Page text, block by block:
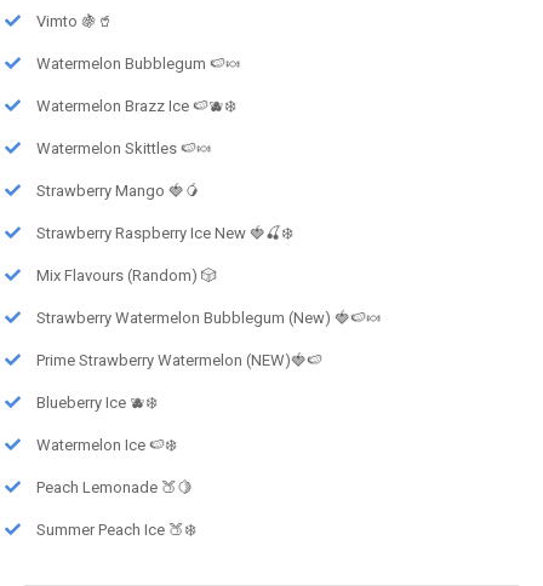
Vimto 🍇🥤
Watermelon Bubblegum 🍉🍬
Watermelon Brazz Ice 🍉🫐❄️
Watermelon Skittles 🍉🍬
Strawberry Mango 🍓🥭
Strawberry Raspberry Ice New 🍓🍒❄️
Mix Flavours (Random) 🎲
Strawberry Watermelon Bubblegum (New) 🍓🍉🍬
Prime Strawberry Watermelon (NEW)🍓🍉
Blueberry Ice 🫐❄️
Watermelon Ice 🍉❄️
Peach Lemonade 🍑🍋
Summer Peach Ice 🍑❄️